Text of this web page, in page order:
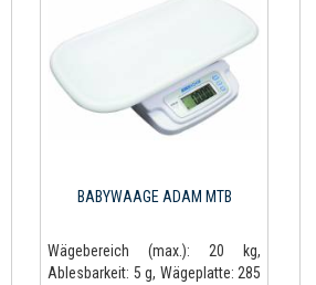
BABYWAAGE ADAM MTB
Wägebereich (max.): 20 kg,
Ablesbarkeit: 5 g, Wägeplatte: 285